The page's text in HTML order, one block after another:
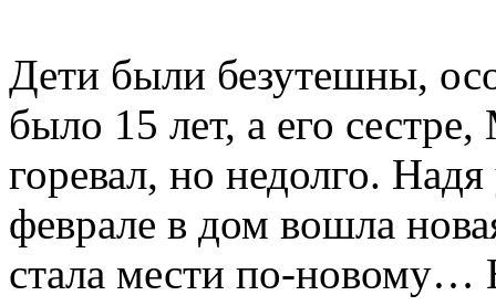
Дети были безутешны,
было 15 лет, а его
горевал, но недолго.
феврале в дом вошла
стала мести по-новому…